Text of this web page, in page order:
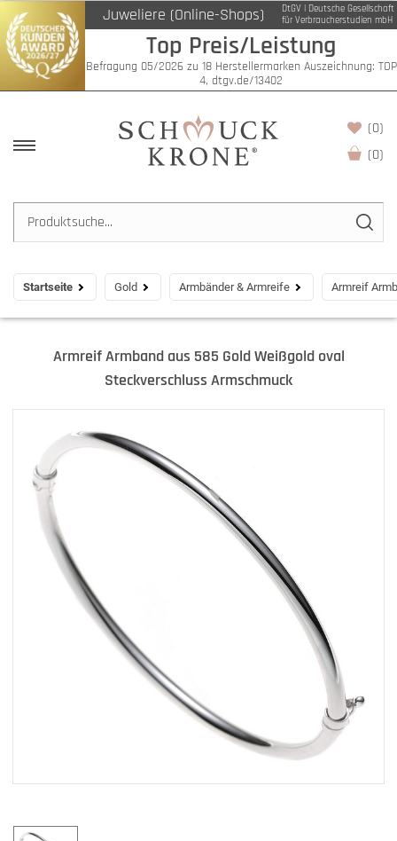
Juweliere (Online-Shops)
DtGV | Deutsche Gesellschaft
für Verbraucherstudien mbH
Top Preis/Leistung
Befragung 05/2026 zu 18 Herstellermarken Auszeichnung: TOP
4, dtgv.de/13402
(0)
(0)
Startseite Gold Armbänder & Armreife Armreif
Armreif Armband aus 585 Gold Weißgold oval
Steckverschluss Armschmuck